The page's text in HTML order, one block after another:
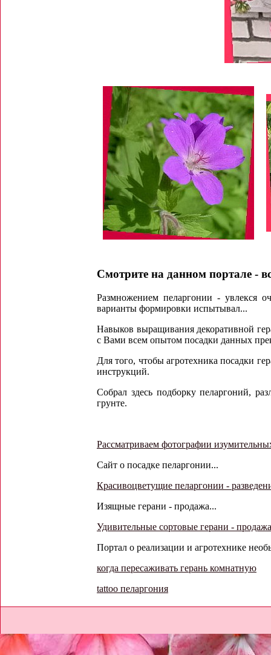
Смотрите на данном портале -
Размножением пеларгонии - увлекся
варианты формировки испытывал...
Навыков выращивания декоративной
с Вами всем опытом посадки данных
Для того, чтобы агротехника посадки
инструкций.
Собрал здесь подборку пеларгоний,
грунте.
Рассматриваем фотографии
Сайт о посадке пеларгонии...
Красивоцветущие пеларгонии -
Изящные герани - продажа...
Удивительные сортовые герани - продажа
Портал о реализации и агротехнике
когда пересаживать герань комнатную
tattoo пеларгония